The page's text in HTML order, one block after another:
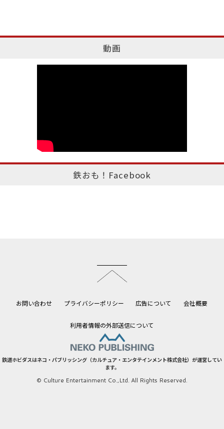
動画
鉄おも！Facebook
お問い合わせ プライバシーポリシー 広告について 会社概要
利用者情報の外部送信について
鉄道ホビダスはネコ・パブリッシング（カルチュア・エンタテインメント株式会社）が運営してい
ます。
© Culture Entertainment Co.,Ltd. All Rights Reserved.